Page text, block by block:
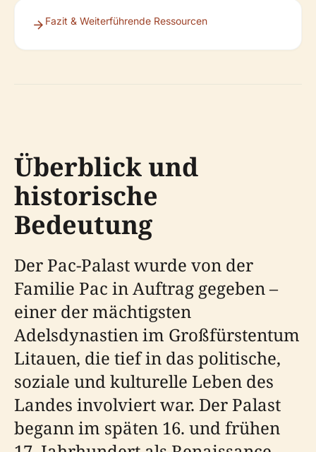
Fazit & Weiterführende Ressourcen
Überblick und
historische
Bedeutung
Der Pac-Palast wurde von der
Familie Pac in Auftrag gegeben –
einer der mächtigsten
Adelsdynastien im Großfürstentum
Litauen, die tief in das politische,
soziale und kulturelle Leben des
Landes involviert war. Der Palast
begann im späten 16. und frühen